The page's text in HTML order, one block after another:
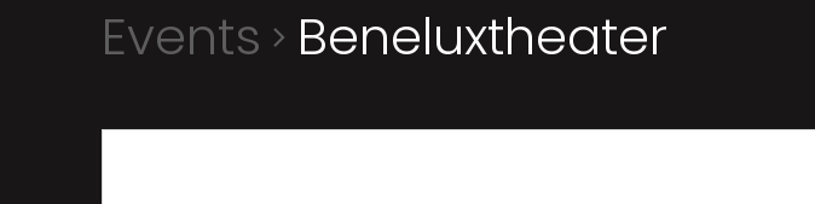
Events Beneluxtheater